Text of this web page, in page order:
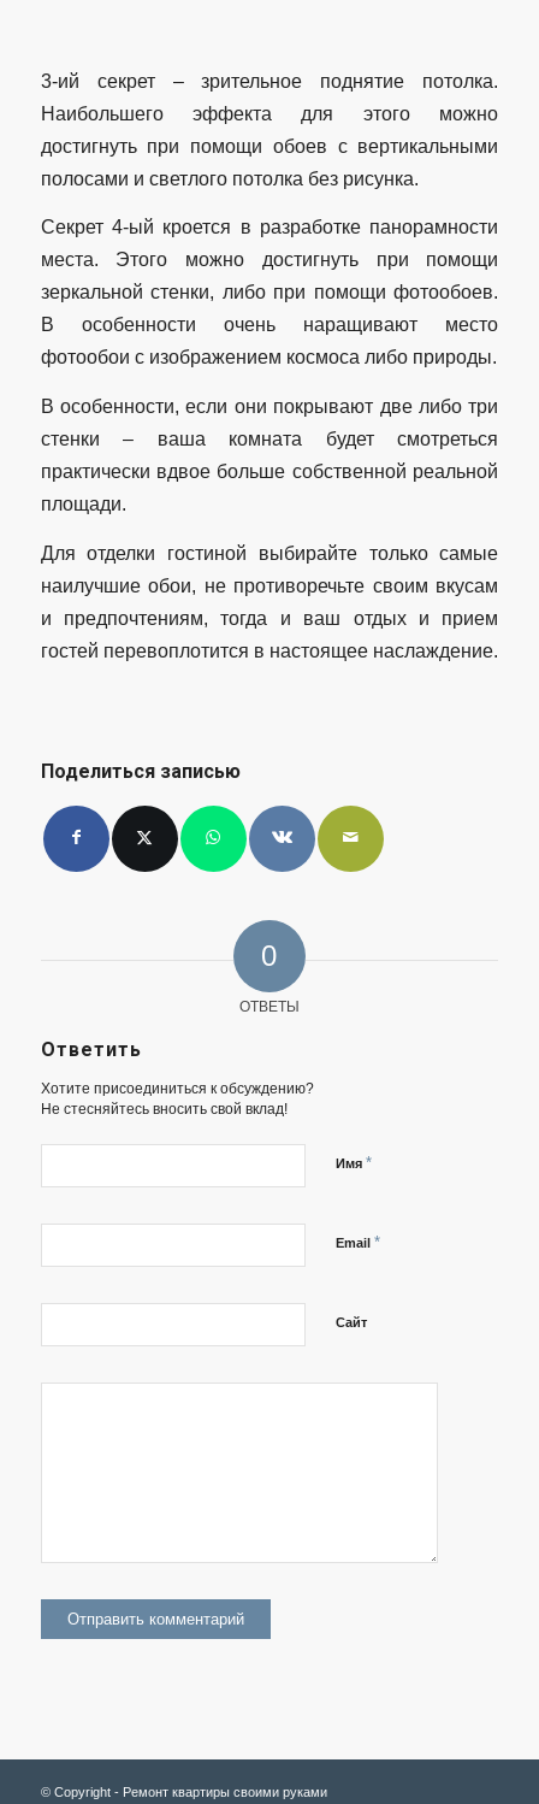
3-ий секрет – зрительное поднятие потолка.
Наибольшего эффекта для этого можно
достигнуть при помощи обоев с вертикальными
полосами и светлого потолка без рисунка.
Секрет 4-ый кроется в разработке панорамности
места. Этого можно достигнуть при помощи
зеркальной стенки, либо при помощи фотообоев.
В особенности очень наращивают место
фотообои с изображением космоса либо природы.
В особенности, если они покрывают две либо три
стенки – ваша комната будет смотреться
практически вдвое больше собственной реальной
площади.
Для отделки гостиной выбирайте только самые
наилучшие обои, не противоречьте своим вкусам
и предпочтениям, тогда и ваш отдых и прием
гостей перевоплотится в настоящее наслаждение.
Поделиться записью
0
ОТВЕТЫ
Ответить
Хотите присоединиться к обсуждению?
Не стесняйтесь вносить свой вклад!
Имя *
Email *
Сайт
© Copyright - Ремонт квартиры своими руками